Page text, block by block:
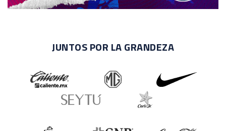
JUNTOS POR LA GRANDEZA